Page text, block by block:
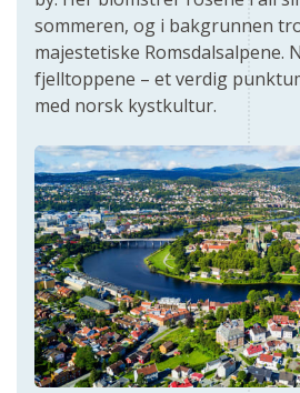
sommeren, og i bakgrunnen
majestetiske Romsdalsalpene.
fjelltoppene – et verdig
med norsk kystkultur.